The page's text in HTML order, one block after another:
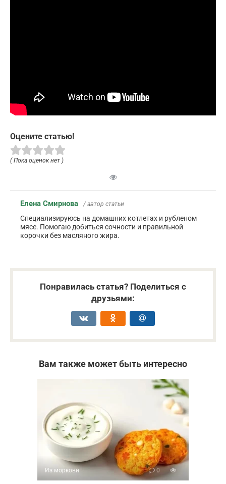
Оцените статью!
( Пока оценок нет )
Елена Смирнова / автор статьи
Специализируюсь на домашних котлетах и рубленом
мясе. Помогаю добиться сочности и правильной
корочки без масляного жира.
Понравилась статья? Поделиться с
друзьями:
Вам также может быть интересно
Из моркови 0